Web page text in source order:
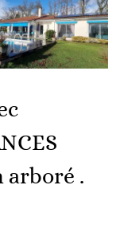
arboré .